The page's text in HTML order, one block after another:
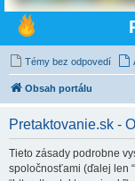
Témy bez odpovedí
Obsah portálu
Pretaktovanie.sk -
Tieto zásady podrobne
spoločnosťami (ďalej len